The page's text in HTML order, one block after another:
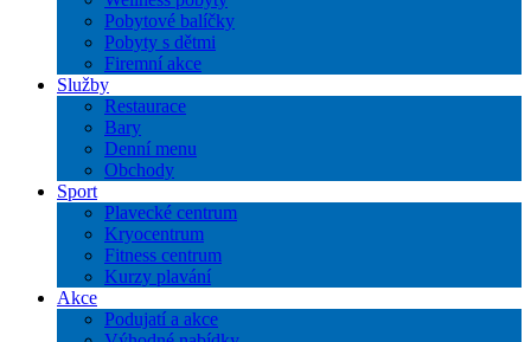
Pobytové balíčky
Pobyty s dětmi
Firemní akce
Služby
Restaurace
Bary
Denní menu
Obchody
Sport
Plavecké centrum
Kryocentrum
Fitness centrum
Kurzy plavání
Akce
Podujatí a akce